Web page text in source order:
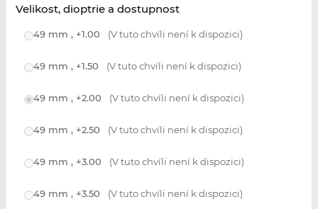
Velikost, dioptrie a dostupnost
49 mm , +1.00 (V tuto chvíli není k dispozici)
49 mm , +1.50 (V tuto chvíli není k dispozici)
49 mm , +2.00 (V tuto chvíli není k dispozici)
49 mm , +2.50 (V tuto chvíli není k dispozici)
49 mm , +3.00 (V tuto chvíli není k dispozici)
49 mm , +3.50 (V tuto chvíli není k dispozici)